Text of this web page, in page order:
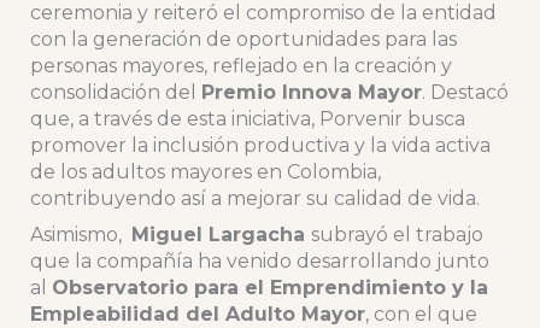
ceremonia y reiteró el compromiso de la entidad
con la generación de oportunidades para las
personas mayores, reflejado en la creación y
consolidación del
Premio Innova Mayor. Destacó
que, a través de esta iniciativa, Porvenir busca
promover la inclusión productiva y la vida activa
de los adultos mayores en Colombia,
contribuyendo así a mejorar su calidad de vida.
Asimismo, Miguel Largacha subrayó el trabajo
que la compañía ha venido desarrollando junto
al Observatorio para el Emprendimiento y la
Empleabilidad del Adulto Mayor, con el que